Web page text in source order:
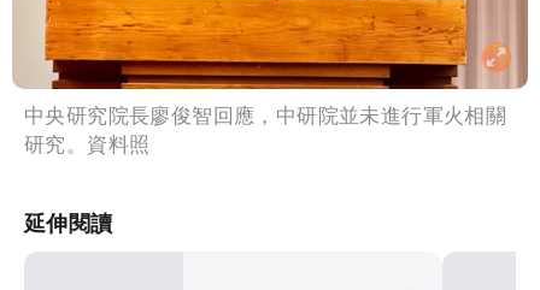
中央研究院長廖俊智回應，中研院並未進行軍火相關
研究。資料照
延伸閱讀